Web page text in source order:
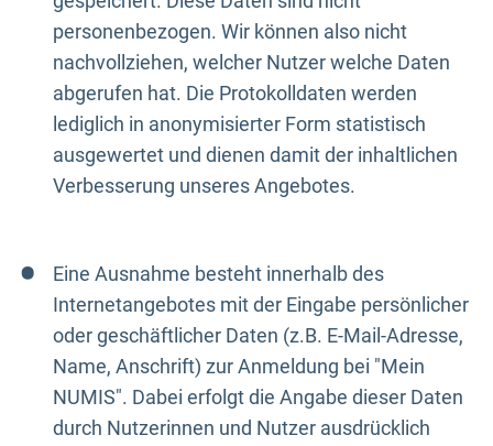
personenbezogen. Wir können also nicht
nachvollziehen, welcher Nutzer welche Daten
abgerufen hat. Die Protokolldaten werden
lediglich in anonymisierter Form statistisch
ausgewertet und dienen damit der inhaltlichen
Verbesserung unseres Angebotes.
Eine Ausnahme besteht innerhalb des
Internetangebotes mit der Eingabe persönlicher
oder geschäftlicher Daten (z.B. E-Mail-Adresse,
Name, Anschrift) zur Anmeldung bei "Mein
NUMIS". Dabei erfolgt die Angabe dieser Daten
durch Nutzerinnen und Nutzer ausdrücklich